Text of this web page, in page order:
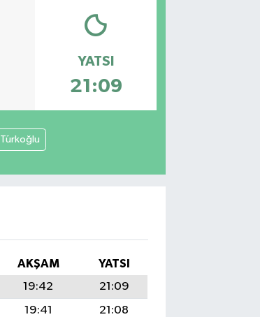
YATSI
21:09
Türkoğlu
AKŞAM
YATSI
19:42
21:09
19:41
21:08